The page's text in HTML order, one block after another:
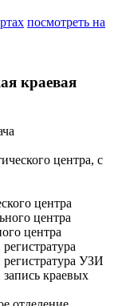
посмотреть на
краевая
центра, с
центра
центра
центра
регистратура УЗИ
запись краевых